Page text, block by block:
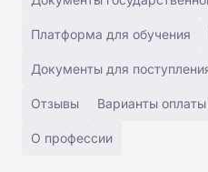
Платформа для обучения
Документы для
Отзывы Варианты оплаты
О профессии